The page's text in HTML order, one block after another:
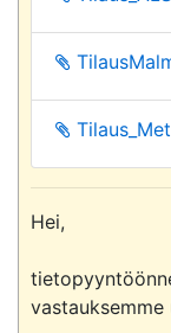
Hei,
vastauksemme